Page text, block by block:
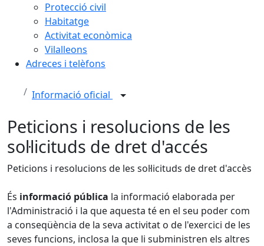
Protecció civil
Habitatge
Activitat econòmica
Vilalleons
Adreces i telèfons
Informació oficial
Peticions i resolucions de les
sol·licituds de dret d'accés
Peticions i resolucions de les sol·licituds de dret d'accès
És informació pública la informació elaborada per
l'Administració i la que aquesta té en el seu poder com
a conseqüència de la seva activitat o de l'exercici de les
seves funcions, inclosa la que li subministren els altres